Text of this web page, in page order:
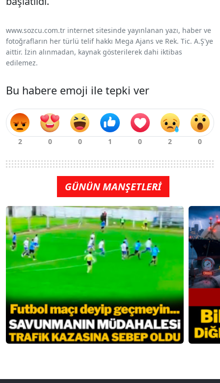
www.sozcu.com.tr internet sitesinde yayınlanan yazı, haber ve
fotoğrafların her türlü telif hakkı Mega Ajans ve Rek. Tic. A.Ş'ye
aittir. İzin alınmadan, kaynak gösterilerek dahi iktibas
edilemez.
Bu habere emoji ile tepki ver
GÜNÜN MANŞETLERİ